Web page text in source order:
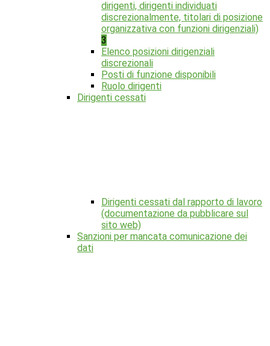
dirigenti, dirigenti individuati
discrezionalmente, titolari di posizione
organizzativa con funzioni dirigenziali)
3
Elenco posizioni dirigenziali
discrezionali
Posti di funzione disponibili
Ruolo dirigenti
Dirigenti cessati
Dirigenti cessati dal rapporto di lavoro
(documentazione da pubblicare sul
sito web)
Sanzioni per mancata comunicazione dei
dati